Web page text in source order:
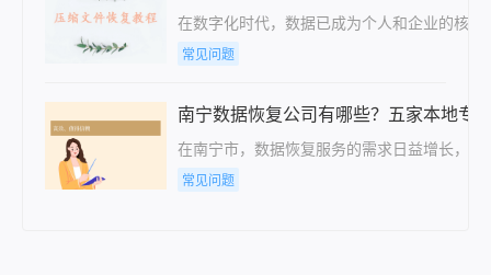
在数字化时代，数据已成为个人和企业的核
常见问题
南宁数据恢复公司有哪些？五家本地专
在南宁市，数据恢复服务的需求日益增长，
常见问题